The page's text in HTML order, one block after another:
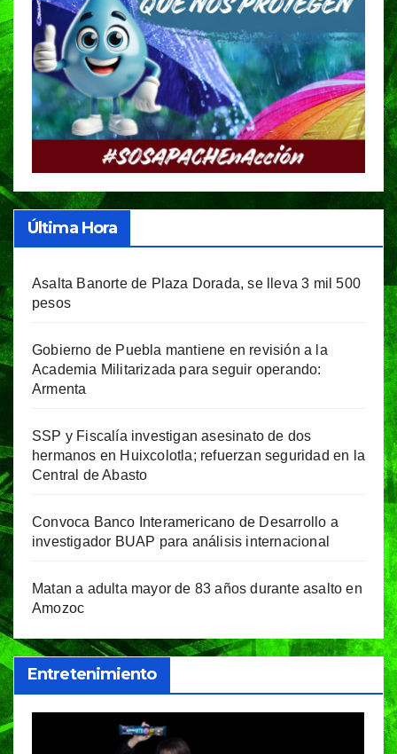
Última Hora
Asalta Banorte de Plaza Dorada, se lleva 3 mil 500
pesos
Gobierno de Puebla mantiene en revisión a la
Academia Militarizada para seguir operando:
Armenta
SSP y Fiscalía investigan asesinato de dos
hermanos en Huixcolotla; refuerzan seguridad en la
Central de Abasto
Convoca Banco Interamericano de Desarrollo a
investigador BUAP para análisis internacional
Matan a adulta mayor de 83 años durante asalto en
Amozoc
Entretenimiento